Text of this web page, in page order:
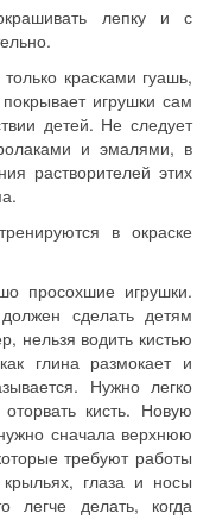
лепку и с
красками гуашь,
игрушки сам
детей. Не следует
и эмалями, в
растворителей этих
в окраске
просохшие игрушки.
сделать детям
нельзя водить кистью
глина размокает и
Нужно легко
кисть. Новую
сначала верхнюю
требуют работы
глаза и носы
легче делать, когда